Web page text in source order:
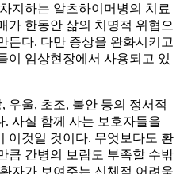
지하는 알츠하이머병의 치료
가 한동안 삶의 치명적 위협으
든다. 다만 증상을 완화시키고
이 임상현장에서 사용되고 있
우울, 초조, 불안 등의 정서적
사실 함께 사는 보호자들을
이것일 것이다. 무엇보다도 환
큼 간병의 보람도 부족할 수밖